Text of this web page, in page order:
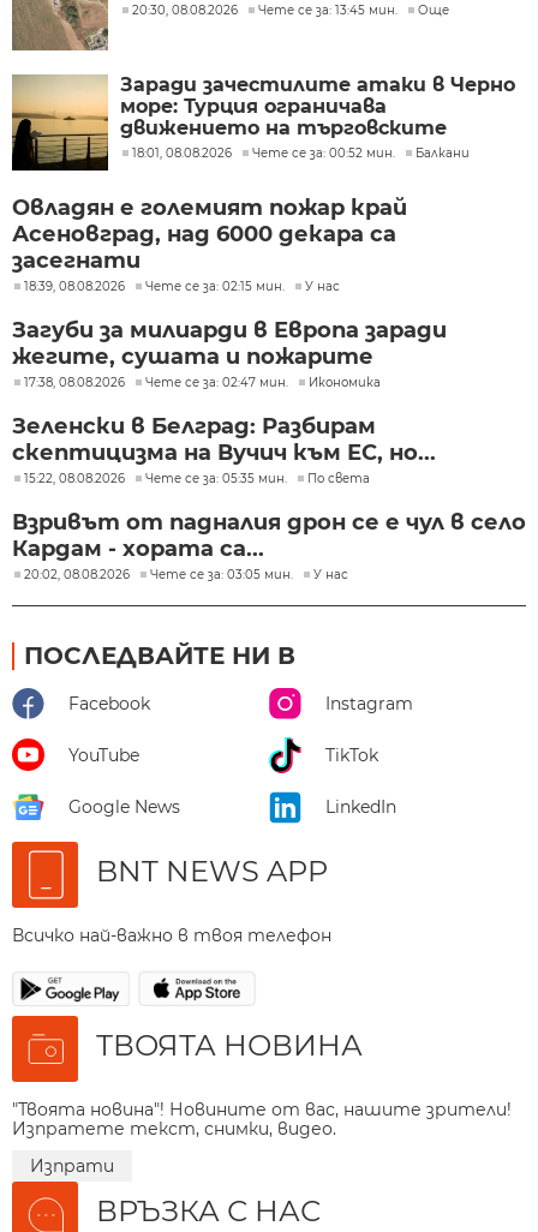
20:30, 08.08.2026 Чете се за: 13:45 мин. Още
Заради зачестилите атаки в Черно
море: Турция ограничава
движението на търговските
кораби
18:01, 08.08.2026 Чете се за: 00:52 мин. Балкани
Овладян е големият пожар край
Асеновград, над 6000 декара са
засегнати
18:39, 08.08.2026 Чете се за: 02:15 мин. У нас
Загуби за милиарди в Европа заради
жегите, сушата и пожарите
17:38, 08.08.2026 Чете се за: 02:47 мин. Икономика
Зеленски в Белград: Разбирам
скептицизма на Вучич към ЕС, но...
15:22, 08.08.2026 Чете се за: 05:35 мин. По света
Взривът от падналия дрон се е чул в село
Кардам - хората са...
20:02, 08.08.2026 Чете се за: 03:05 мин. У нас
ПОСЛЕДВАЙТЕ НИ В
Facebook Instagram
YouTube TikTok
Google News LinkedIn
BNT NEWS APP
Всичко най-важно в твоя телефон
ТВОЯТА НОВИНА
"Твоята новина"! Новините от вас, нашите зрители!
Изпратете текст, снимки, видео.
Изпрати
ВРЪЗКА С НАС